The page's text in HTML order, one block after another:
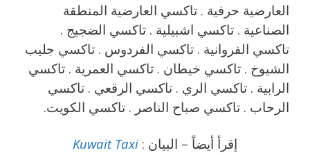
العارضية حرفية . تاكسي العارضية المنطقة
الصناعية . تاكسي اشبيلية . تاكسي الضجيج .
تاكسي الفروانية . تاكسي الفردوس . تاكسي جليب
الشيوخ . تاكسي خيطان . تاكسي العمرية . تاكسي
الرابية . تاكسي الري . تاكسي الرقعي . تاكسي
الرحاب . تاكسي صباح الناصر . تاكسي الكويت.
إقرأ أيضاً – البيان : Kuwait Taxi